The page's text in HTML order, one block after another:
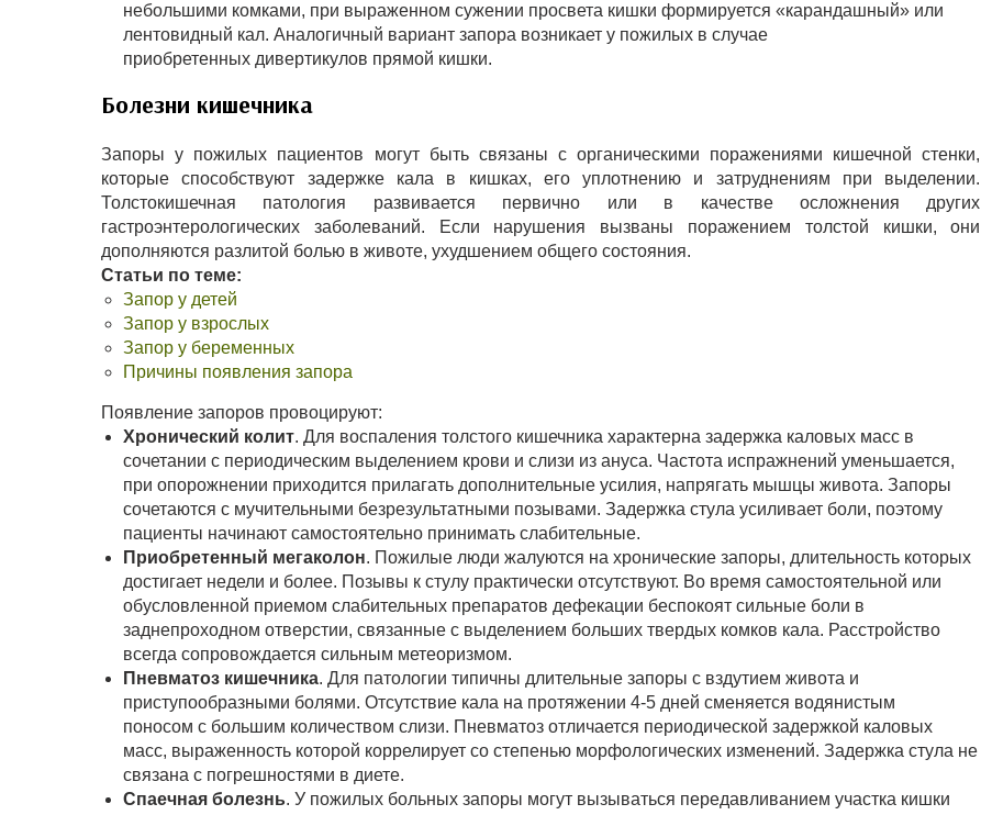
небольшими комками, при выраженном сужении просвета кишки формируется «карандашный» или
лентовидный кал. Аналогичный вариант запора возникает у пожилых в случае
приобретенных дивертикулов прямой кишки.
Болезни кишечника
Запоры у пожилых пациентов могут быть связаны с органическими поражениями кишечной стенки,
которые способствуют задержке кала в кишках, его уплотнению и затруднениям при выделении.
Толстокишечная патология развивается первично или в качестве осложнения других
гастроэнтерологических заболеваний. Если нарушения вызваны поражением толстой кишки, они
дополняются разлитой болью в животе, ухудшением общего состояния.
Статьи по теме:
Запор у детей
Запор у взрослых
Запор у беременных
Причины появления запора
Появление запоров провоцируют:
Хронический колит. Для воспаления толстого кишечника характерна задержка каловых масс в
сочетании с периодическим выделением крови и слизи из ануса. Частота испражнений уменьшается,
при опорожнении приходится прилагать дополнительные усилия, напрягать мышцы живота. Запоры
сочетаются с мучительными безрезультатными позывами. Задержка стула усиливает боли, поэтому
пациенты начинают самостоятельно принимать слабительные.
Приобретенный мегаколон. Пожилые люди жалуются на хронические запоры, длительность которых
достигает недели и более. Позывы к стулу практически отсутствуют. Во время самостоятельной или
обусловленной приемом слабительных препаратов дефекации беспокоят сильные боли в
заднепроходном отверстии, связанные с выделением больших твердых комков кала. Расстройство
всегда сопровождается сильным метеоризмом.
Пневматоз кишечника. Для патологии типичны длительные запоры с вздутием живота и
приступообразными болями. Отсутствие кала на протяжении 4-5 дней сменяется водянистым
поносом с большим количеством слизи. Пневматоз отличается периодической задержкой каловых
масс, выраженность которой коррелирует со степенью морфологических изменений. Задержка стула не
связана с погрешностями в диете.
Спаечная болезнь. У пожилых больных запоры могут вызываться передавливанием участка кишки